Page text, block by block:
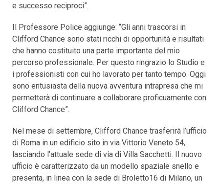
e successo reciproci”.
Il Professore Police aggiunge: “Gli anni trascorsi in
Clifford Chance sono stati ricchi di opportunità e risultati
che hanno costituito una parte importante del mio
percorso professionale. Per questo ringrazio lo Studio e
i professionisti con cui ho lavorato per tanto tempo. Oggi
sono entusiasta della nuova avventura intrapresa che mi
permetterà di continuare a collaborare proficuamente con
Clifford Chance”.
Nel mese di settembre, Clifford Chance trasferirà l’ufficio
di Roma in un edificio sito in via Vittorio Veneto 54,
lasciando l’attuale sede di via di Villa Sacchetti. Il nuovo
ufficio è caratterizzato da un modello spaziale snello e
presenta, in linea con la sede di Broletto16 di Milano, un